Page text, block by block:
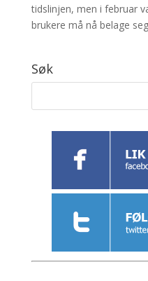
tidslinjen, men i februar
brukere må nå belage
Søk